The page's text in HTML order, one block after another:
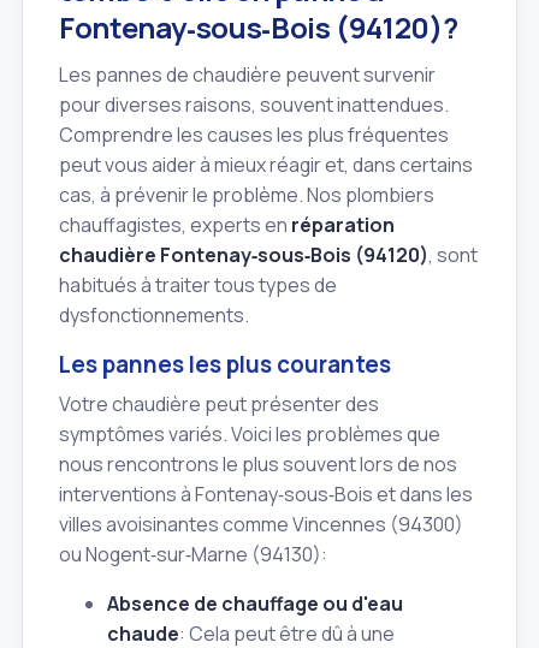
Fontenay‑sous‑Bois (94120)?
Les pannes de chaudière peuvent survenir
pour diverses raisons, souvent inattendues.
Comprendre les causes les plus fréquentes
peut vous aider à mieux réagir et, dans certains
cas, à prévenir le problème. Nos plombiers
chauffagistes, experts en réparation
chaudière Fontenay‑sous‑Bois (94120), sont
habitués à traiter tous types de
dysfonctionnements.
Les pannes les plus courantes
Votre chaudière peut présenter des
symptômes variés. Voici les problèmes que
nous rencontrons le plus souvent lors de nos
interventions à Fontenay‑sous‑Bois et dans les
villes avoisinantes comme Vincennes (94300)
ou Nogent‑sur‑Marne (94130):
Absence de chauffage ou d'eau
chaude: Cela peut être dû à une